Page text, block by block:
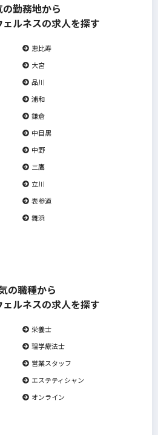
勤務地から
ルネスの求人を探す
恵比寿
大宮
品川
浦和
鎌倉
中目黒
中野
三鷹
立川
表参道
舞浜
の職種から
ルネスの求人を探す
栄養士
理学療法士
営業スタッフ
エステティシャン
オンライン